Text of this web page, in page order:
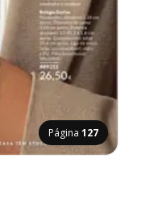
Página 127